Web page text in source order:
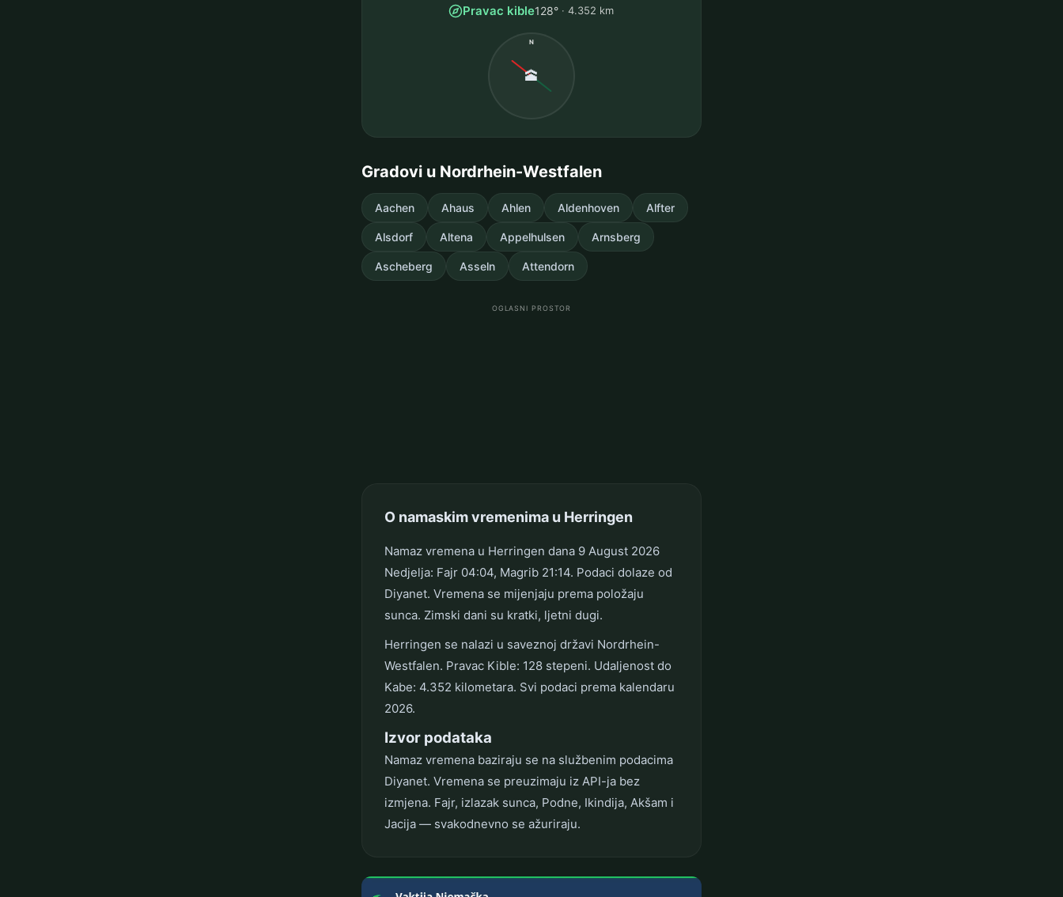
Pravac kible128° 4.352 km
N
🕋
Gradovi u Nordrhein-Westfalen
Aachen Ahaus Ahlen Aldenhoven Alfter
Alsdorf Altena Appelhulsen Arnsberg
Ascheberg Asseln Attendorn
OGLASNI PROSTOR
O namaskim vremenima u Herringen
Namaz vremena u Herringen dana 9 August 2026
Nedjelja: Fajr 04:04, Magrib 21:14. Podaci dolaze od
Diyanet. Vremena se mijenjaju prema položaju
sunca. Zimski dani su kratki, ljetni dugi.
Herringen se nalazi u saveznoj državi Nordrhein-
Westfalen. Pravac Kible: 128 stepeni. Udaljenost do
Kabe: 4.352 kilometara. Svi podaci prema kalendaru
2026.
Izvor podataka
Namaz vremena baziraju se na službenim podacima
Diyanet. Vremena se preuzimaju iz API-ja bez
izmjena. Fajr, izlazak sunca, Podne, Ikindija, Akšam i
Jacija — svakodnevno se ažuriraju.